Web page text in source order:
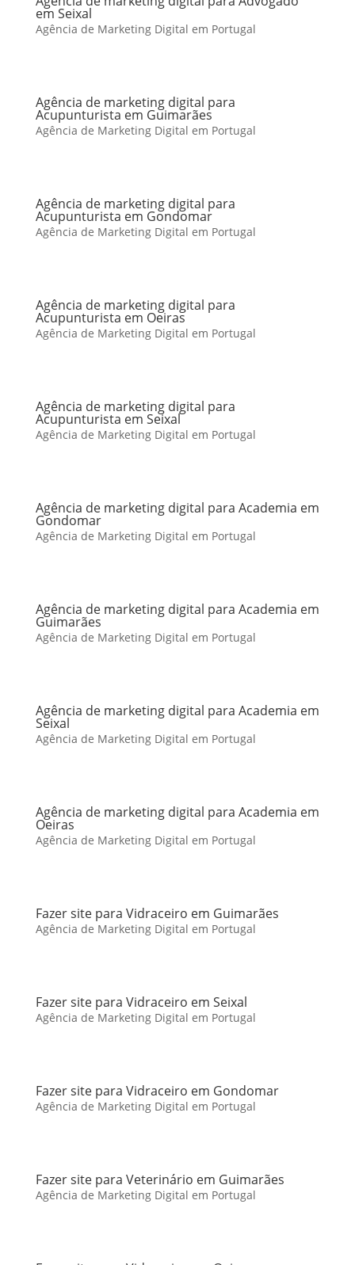
em Seixal
Agência de Marketing Digital em Portugal
Agência de marketing digital para
Acupunturista em Guimarães
Agência de Marketing Digital em Portugal
Agência de marketing digital para
Acupunturista em Gondomar
Agência de Marketing Digital em Portugal
Agência de marketing digital para
Acupunturista em Oeiras
Agência de Marketing Digital em Portugal
Agência de marketing digital para
Acupunturista em Seixal
Agência de Marketing Digital em Portugal
Agência de marketing digital para Academia em
Gondomar
Agência de Marketing Digital em Portugal
Agência de marketing digital para Academia em
Guimarães
Agência de Marketing Digital em Portugal
Agência de marketing digital para Academia em
Seixal
Agência de Marketing Digital em Portugal
Agência de marketing digital para Academia em
Oeiras
Agência de Marketing Digital em Portugal
Fazer site para Vidraceiro em Guimarães
Agência de Marketing Digital em Portugal
Fazer site para Vidraceiro em Seixal
Agência de Marketing Digital em Portugal
Fazer site para Vidraceiro em Gondomar
Agência de Marketing Digital em Portugal
Fazer site para Veterinário em Guimarães
Agência de Marketing Digital em Portugal